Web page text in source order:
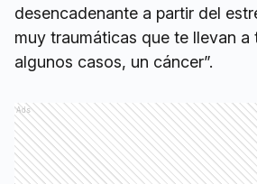
desencadenante a partir del
muy traumáticas que te llevan a
algunos casos, un cáncer”.
Ads